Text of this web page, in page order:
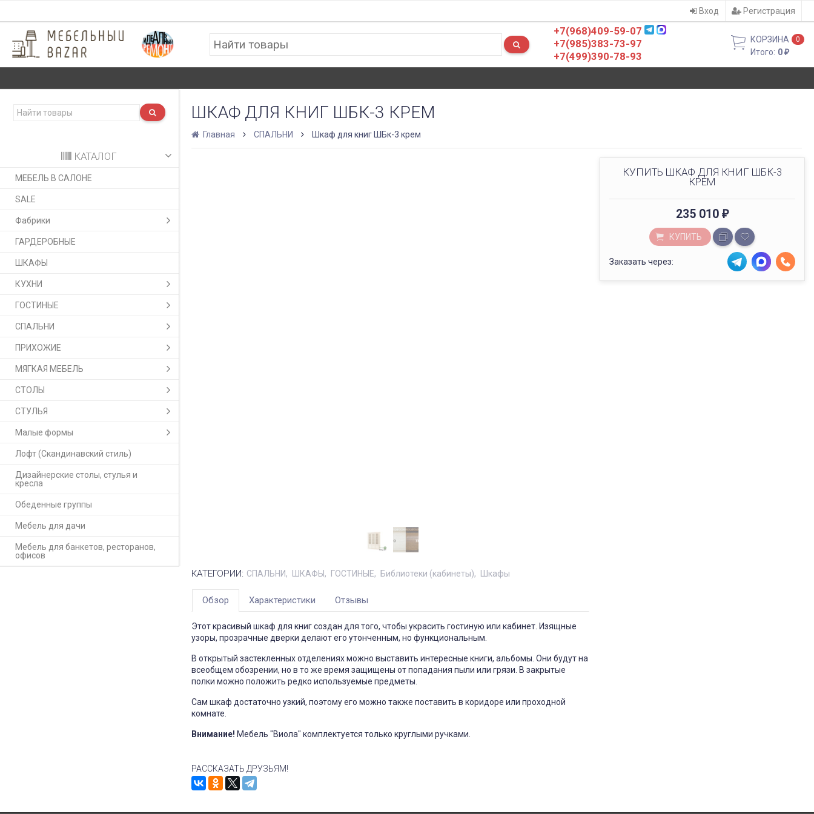
Вход Регистрация
+7(968)409-59-07
+7(985)383-73-97
+7(499)390-78-93
КОРЗИНА 0
Итого: 0₽
КАТАЛОГ
МЕБЕЛЬ В САЛОНЕ
SALE
Фабрики
ГАРДЕРОБНЫЕ
ШКАФЫ
КУХНИ
ГОСТИНЫЕ
СПАЛЬНИ
ПРИХОЖИЕ
МЯГКАЯ МЕБЕЛЬ
СТОЛЫ
СТУЛЬЯ
Малые формы
Лофт (Скандинавский стиль)
Дизайнерские столы, стулья и
кресла
Обеденные группы
Мебель для дачи
Мебель для банкетов, ресторанов,
офисов
ШКАФ ДЛЯ КНИГ ШБК-3 КРЕМ
Главная СПАЛЬНИ Шкаф для книг ШБк-3 крем
КУПИТЬ ШКАФ ДЛЯ КНИГ ШБК-3
КРЕМ
235 010 ₽
КУПИТЬ
Заказать через:
КАТЕГОРИИ: СПАЛЬНИ ШКАФЫ ГОСТИНЫЕ Библиотеки (кабинеты) Шкафы
Обзор Характеристики Отзывы
Этот красивый шкаф для книг создан для того, чтобы украсить гостиную или кабинет. Изящные
узоры, прозрачные дверки делают его утонченным, но функциональным.
В открытый застекленных отделениях можно выставить интересные книги, альбомы. Они будут на
всеобщем обозрении, но в то же время защищены от попадания пыли или грязи. В закрытые
полки можно положить редко используемые предметы.
Сам шкаф достаточно узкий, поэтому его можно также поставить в коридоре или проходной
комнате.
Внимание! Мебель "Виола" комплектуется только круглыми ручками.
РАССКАЗАТЬ ДРУЗЬЯМ!